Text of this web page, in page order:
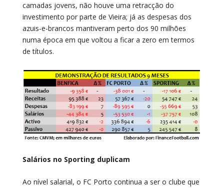
camadas jovens, não houve uma retracção do
investimento por parte de Vieira; já as despesas dos
azuis-e-brancos mantiveram perto dos 90 milhões
numa época em que voltou a ficar a zero em termos
de títulos.
Salários no Sporting duplicam
Ao nível salarial, o FC Porto continua a ser o clube que